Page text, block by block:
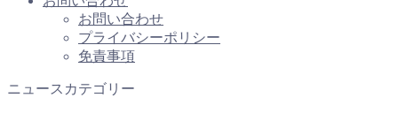
お問い合わせ
プライバシーポリシー
免責事項
ニュースカテゴリー